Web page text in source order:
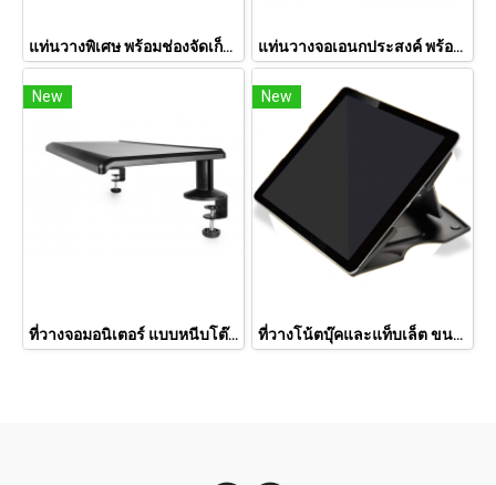
แท่นวางพิเศษ พร้อมช่องจัดเก็บของให้เป็นระเบียบ PS-1001G แท่นวางจอเอนกประสงค์ พร้อมช่องเก็บของและที่วางแท็บแล็ต MR-2001
New
ที่วางจอมอนิเตอร์ แบบหนีบโต๊ะ DO-2020
New
ที่วางโน้ตบุ๊คและแท็บเล็ต ขนาดเล็ก NS011BG